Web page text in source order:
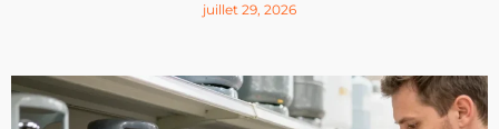
juillet 29, 2026